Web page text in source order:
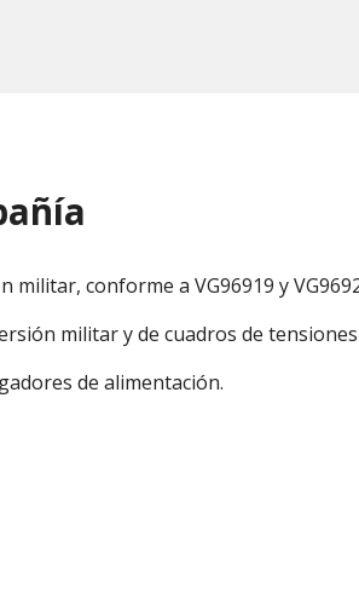
conforme a VG96919 y
militar y de cuadros de tensiones
de alimentación.